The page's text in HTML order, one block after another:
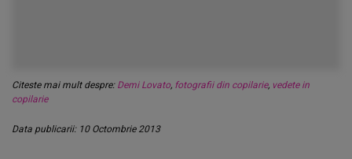
Citeste mai mult despre: Demi Lovato, fotografii din copilarie, vedete in
copilarie
Data publicarii: 10 Octombrie 2013